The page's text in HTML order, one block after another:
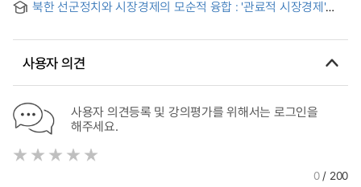
북한 선군정치와 시장경제의 모순적 융합 : '관료적 시장경제'
사용자 의견
사용자 의견등록 및 강의평가를 위해서는 로그인을
해주세요.
0/ 200